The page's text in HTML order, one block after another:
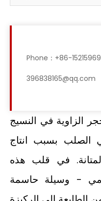
Phone：+86-
396838165@qq.com
الزاوية في النسيج
الصلب بسبب انتاج
في قلب هذه
- وسيلة حاسمة